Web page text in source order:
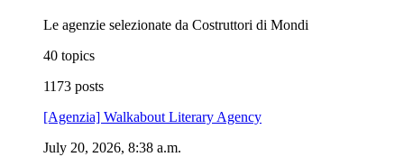
Le agenzie selezionate da Costruttori di Mondi
40 topics
1173 posts
[Agenzia] Walkabout Literary Agency
July 20, 2026, 8:38 a.m.